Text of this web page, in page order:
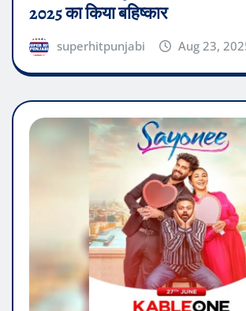
2025 का किया बहिष्कार
superhitpunjabi Aug 23,